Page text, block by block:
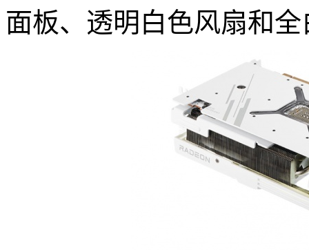
面板、透明白色风扇和